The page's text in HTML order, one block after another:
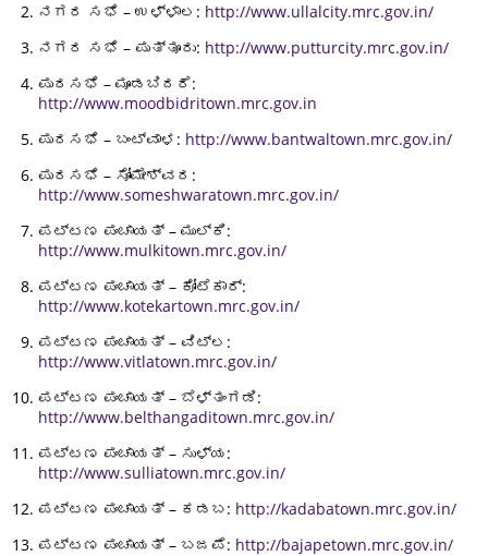
ನಗರ ಸಭೆ – ಉಳ್ಳಾಲ: http://www.ullalcity.mrc.gov.in/
ನಗರ ಸಭೆ – ಪುತ್ತೂರು: http://www.putturcity.mrc.gov.in/
ಪುರಸಭೆ – ಮೂಡಬಿದರೆ:
http://www.moodbidritown.mrc.gov.in
ಪುರಸಭೆ – ಬಂಟ್ವಾಳ: http://www.bantwaltown.mrc.gov.in/
ಪುರಸಭೆ – ಸೋಮೇಶ್ವರ:
http://www.someshwaratown.mrc.gov.in/
ಪಟ್ಟಣ ಪಂಚಾಯತ್ – ಮುಲ್ಕಿ:
http://www.mulkitown.mrc.gov.in/
ಪಟ್ಟಣ ಪಂಚಾಯತ್ – ಕೋಟೆಕಾರ್:
http://www.kotekartown.mrc.gov.in/
ಪಟ್ಟಣ ಪಂಚಾಯತ್ – ವಿಟ್ಲ:
http://www.vitlatown.mrc.gov.in/
ಪಟ್ಟಣ ಪಂಚಾಯತ್ – ಬೆಳ್ತಂಗಡಿ:
http://www.belthangaditown.mrc.gov.in/
ಪಟ್ಟಣ ಪಂಚಾಯತ್ – ಸುಳ್ಯ:
http://www.sulliatown.mrc.gov.in/
ಪಟ್ಟಣ ಪಂಚಾಯತ್ – ಕಡಬ: http://kadabatown.mrc.gov.in/
ಪಟ್ಟಣ ಪಂಚಾಯತ್ – ಬಜಪೆ: http://bajapetown.mrc.gov.in/